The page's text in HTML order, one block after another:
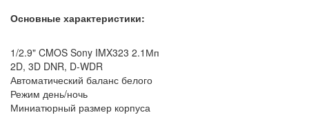
Основные характеристики:
1/2.9" CMOS Sony IMX323 2.1Мп
2D, 3D DNR, D-WDR
Автоматический баланс белого
Режим день/ночь
Миниатюрный размер корпуса